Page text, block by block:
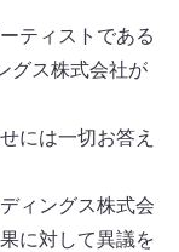
ティストである
グス株式会社が
には一切お答え
ィングス株式会
に対して異議を